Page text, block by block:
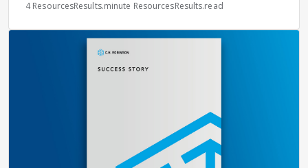
4 ResourcesResults.minute ResourcesResults.read